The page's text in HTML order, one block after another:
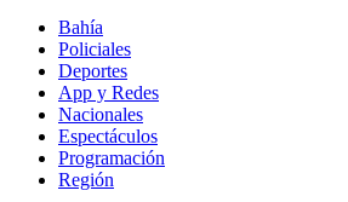
Bahía
Policiales
Deportes
App y Redes
Nacionales
Espectáculos
Programación
Región